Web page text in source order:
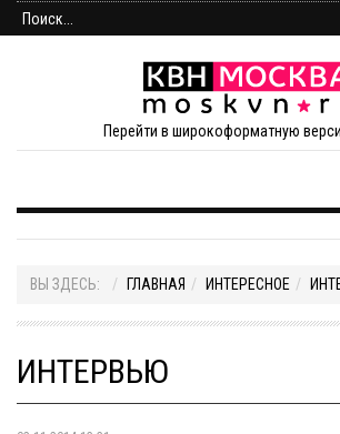
Перейти в широкоформатную
ВЫ ЗДЕСЬ: ГЛАВНАЯ ИНТЕРЕСНОЕ
ИНТЕРВЬЮ